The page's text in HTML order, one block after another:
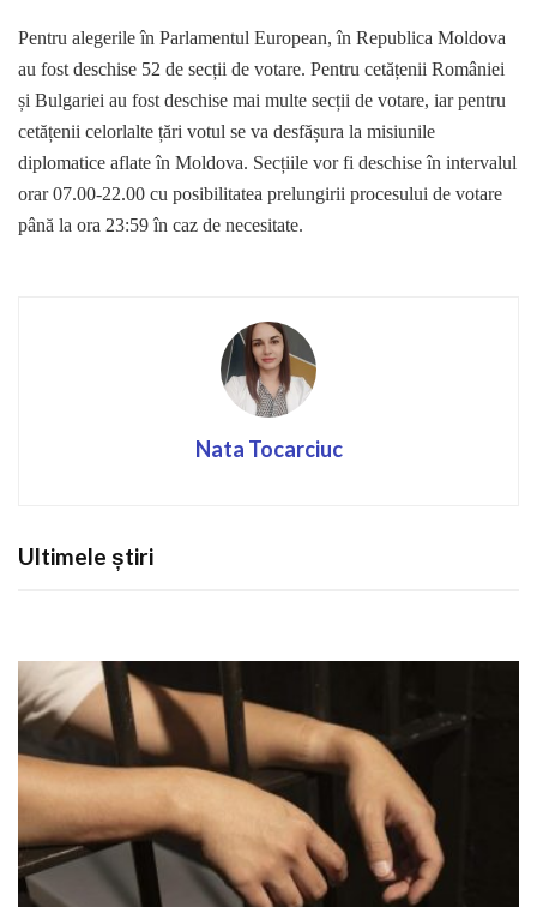
Pentru alegerile în Parlamentul European, în Republica Moldova
au fost deschise 52 de secții de votare. Pentru cetățenii României
și Bulgariei au fost deschise mai multe secții de votare, iar pentru
cetățenii celorlalte țări votul se va desfășura la misiunile
diplomatice aflate în Moldova. Secțiile vor fi deschise în intervalul
orar 07.00-22.00 cu posibilitatea prelungirii procesului de votare
până la ora 23:59 în caz de necesitate.
Nata Tocarciuc
Ultimele știri